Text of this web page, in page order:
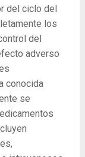
del ciclo del
los
del
adverso
conocida
se